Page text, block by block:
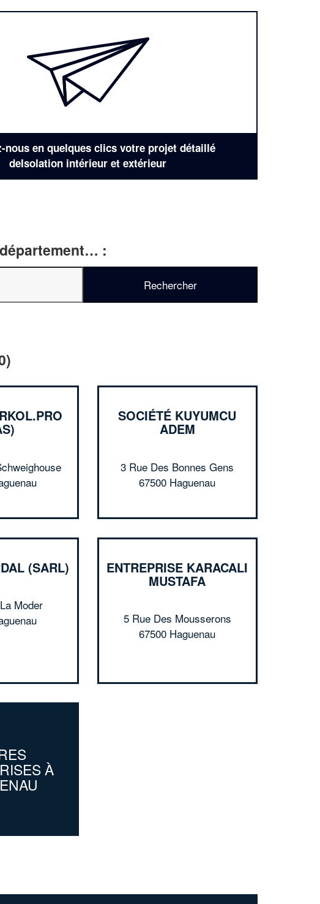
nous en quelques clics votre projet détaillé
deIsolation intérieur et extérieur
:
SOCIÉTÉ KUYUMCU
ADEM
3 Rue Des Bonnes Gens
67500 Haguenau
(SARL)
Moder
ENTREPRISE KARACALI
MUSTAFA
5 Rue Des Mousserons
67500 Haguenau
À
Vous êtes un
Augmentez votrechiffre d'affaires